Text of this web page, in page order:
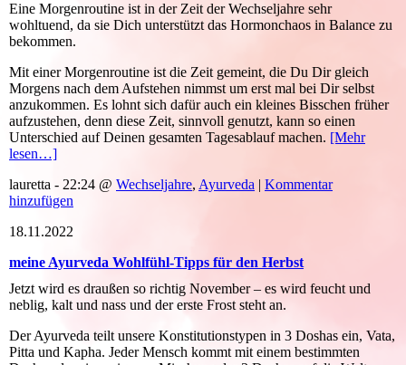
Eine Morgenroutine ist in der Zeit der Wechseljahre sehr
wohltuend, da sie Dich unterstützt das Hormonchaos in Balance zu
bekommen.
Mit einer Morgenroutine ist die Zeit gemeint, die Du Dir gleich
Morgens nach dem Aufstehen nimmst um erst mal bei Dir selbst
anzukommen. Es lohnt sich dafür auch ein kleines Bisschen früher
aufzustehen, denn diese Zeit, sinnvoll genutzt, kann so einen
Unterschied auf Deinen gesamten Tagesablauf machen. [Mehr
lesen…]
lauretta - 22:24 @ Wechseljahre, Ayurveda | Kommentar
hinzufügen
18.11.2022
meine Ayurveda Wohlfühl-Tipps für den Herbst
Jetzt wird es draußen so richtig November – es wird feucht und
neblig, kalt und nass und der erste Frost steht an.
Der Ayurveda teilt unsere Konstitutionstypen in 3 Doshas ein, Vata,
Pitta und Kapha. Jeder Mensch kommt mit einem bestimmten